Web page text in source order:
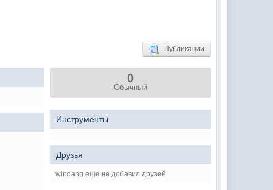
Публикации
0
Обычный
Инструменты
Друзья
windang еще не добавил друзей